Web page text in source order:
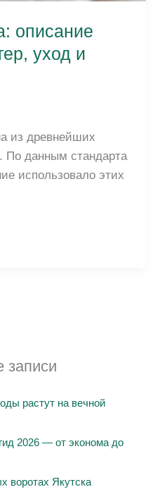
описание
уход и
из древнейших
По данным стандарта
использовало этих
записи
растут на вечной
2026 — от эконома до
воротах Якутска